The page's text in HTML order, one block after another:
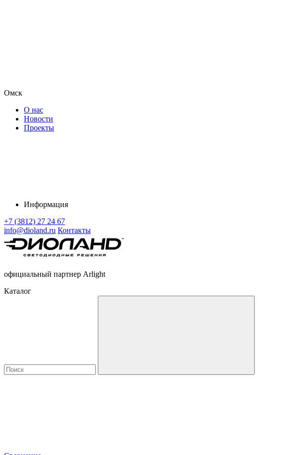
Омск
О нас
Новости
Проекты
Информация
+7 (3812) 27 24 67
info@dioland.ru Контакты
официальный партнер Arlight
Каталог